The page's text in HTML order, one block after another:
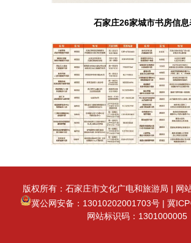
石家庄26家城市书房信息
版权所有：石家庄市文化广电和旅游局 | 网
冀公网安备：13010202001703号| 冀
网站标识码：1301000005